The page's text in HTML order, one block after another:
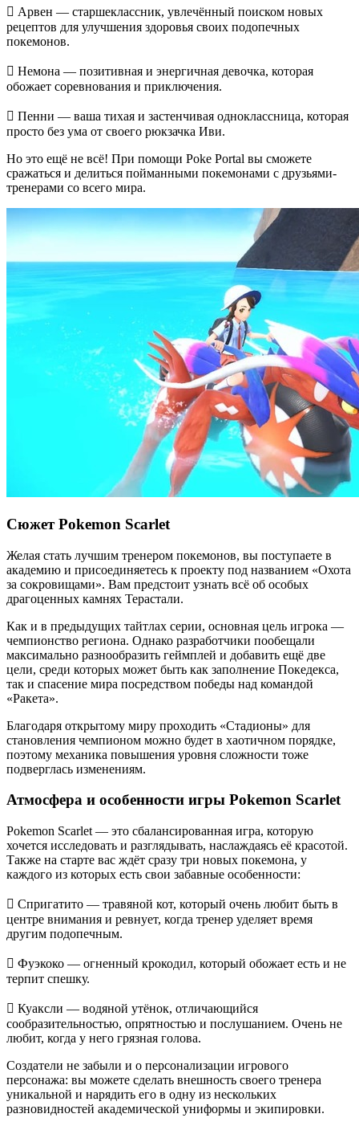
 Арвен — старшеклассник, увлечённый поиском новых
рецептов для улучшения здоровья своих подопечных
покемонов.
 Немона — позитивная и энергичная девочка, которая
обожает соревнования и приключения.
 Пенни — ваша тихая и застенчивая одноклассница, которая
просто без ума от своего рюкзачка Иви.
Но это ещё не всё! При помощи Poke Portal вы сможете
сражаться и делиться пойманными покемонами с друзьями-
тренерами со всего мира.
Сюжет Pokemon Scarlet
Желая стать лучшим тренером покемонов, вы поступаете в
академию и присоединяетесь к проекту под названием «Охота
за сокровищами». Вам предстоит узнать всё об особых
драгоценных камнях Терастали.
Как и в предыдущих тайтлах серии, основная цель игрока —
чемпионство региона. Однако разработчики пообещали
максимально разнообразить геймплей и добавить ещё две
цели, среди которых может быть как заполнение Покедекса,
так и спасение мира посредством победы над командой
«Ракета».
Благодаря открытому миру проходить «Стадионы» для
становления чемпионом можно будет в хаотичном порядке,
поэтому механика повышения уровня сложности тоже
подверглась изменениям.
Атмосфера и особенности игры Pokemon Scarlet
Pokemon Scarlet — это сбалансированная игра, которую
хочется исследовать и разглядывать, наслаждаясь её красотой.
Также на старте вас ждёт сразу три новых покемона, у
каждого из которых есть свои забавные особенности:
 Спригатито — травяной кот, который очень любит быть в
центре внимания и ревнует, когда тренер уделяет время
другим подопечным.
 Фуэкоко — огненный крокодил, который обожает есть и не
терпит спешку.
 Куаксли — водяной утёнок, отличающийся
сообразительностью, опрятностью и послушанием. Очень не
любит, когда у него грязная голова.
Создатели не забыли и о персонализации игрового
персонажа: вы можете сделать внешность своего тренера
уникальной и нарядить его в одну из нескольких
разновидностей академической униформы и экипировки.